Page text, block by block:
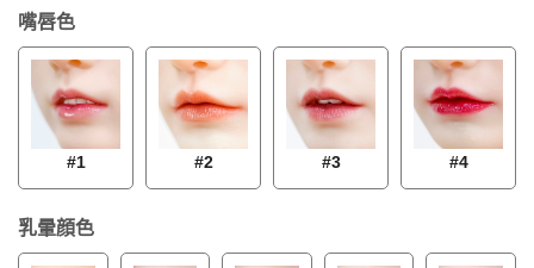
嘴唇色
#1 #2 #3 #4
乳暈顔色